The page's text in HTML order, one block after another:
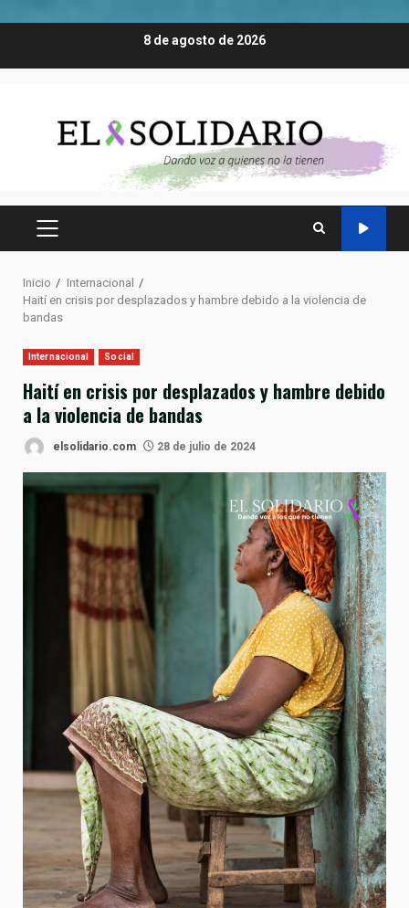
8 de agosto de 2026
MENÚ
Inicio
Internacional
Haití en crisis por desplazados y hambre debido a la violencia de
bandas
Internacional Social
Haití en crisis por desplazados y hambre debido
a la violencia de bandas
elsolidario.com 28 de julio de 2024